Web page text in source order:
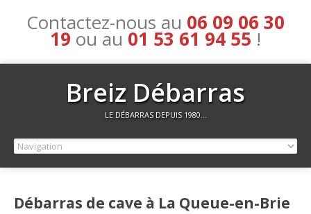
Contactez-nous au 06 09 06 30
19 ou au 01 53 61 94 55 !
Breiz Débarras
LE DÉBARRAS DEPUIS 1980…
Débarras de cave à La Queue-en-Brie